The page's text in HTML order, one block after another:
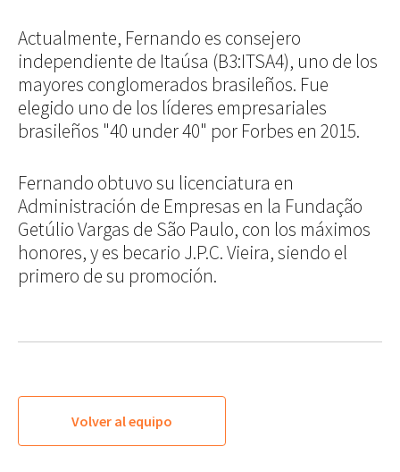
Actualmente, Fernando es consejero
independiente de Itaúsa (B3:ITSA4), uno de los
mayores conglomerados brasileños. Fue
elegido uno de los líderes empresariales
brasileños "40 under 40" por Forbes en 2015.
Fernando obtuvo su licenciatura en
Administración de Empresas en la Fundação
Getúlio Vargas de São Paulo, con los máximos
honores, y es becario J.P.C. Vieira, siendo el
primero de su promoción.
Volver al equipo